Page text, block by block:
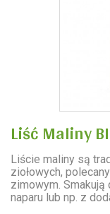
Liść Maliny
Liście maliny są
ziołowych,
zimowym.
naparu lub np. z